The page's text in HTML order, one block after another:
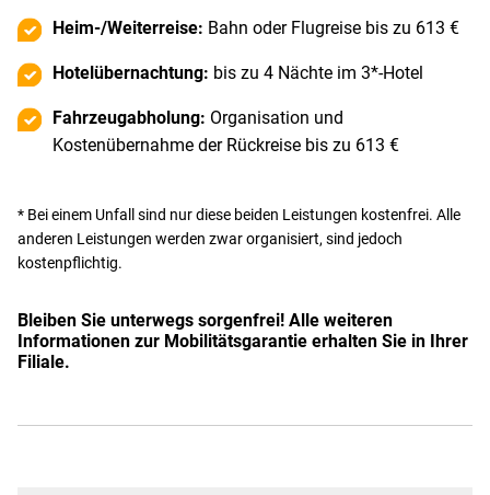
Heim-/Weiterreise: Bahn oder Flugreise bis zu 613 €
Hotelübernachtung: bis zu 4 Nächte im 3*-Hotel
Fahrzeugabholung: Organisation und
Kostenübernahme der Rückreise bis zu 613 €
* Bei einem Unfall sind nur diese beiden Leistungen kostenfrei. Alle
anderen Leistungen werden zwar organisiert, sind jedoch
kostenpflichtig.
Bleiben Sie unterwegs sorgenfrei! Alle weiteren
Informationen zur Mobilitätsgarantie erhalten Sie in Ihrer
Filiale.